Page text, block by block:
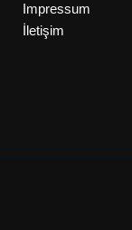
Impressum
İletişim